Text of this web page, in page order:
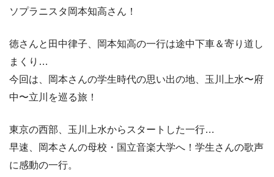
ソプラニスタ岡本知高さん！
徳さんと田中律子、岡本知高の一行は途中下車＆寄り道し
まくり…
今回は、岡本さんの学生時代の思い出の地、玉川上水〜府
中〜立川を巡る旅！
東京の西部、玉川上水からスタートした一行…
早速、岡本さんの母校・国立音楽大学へ！学生さんの歌声
に感動の一行。